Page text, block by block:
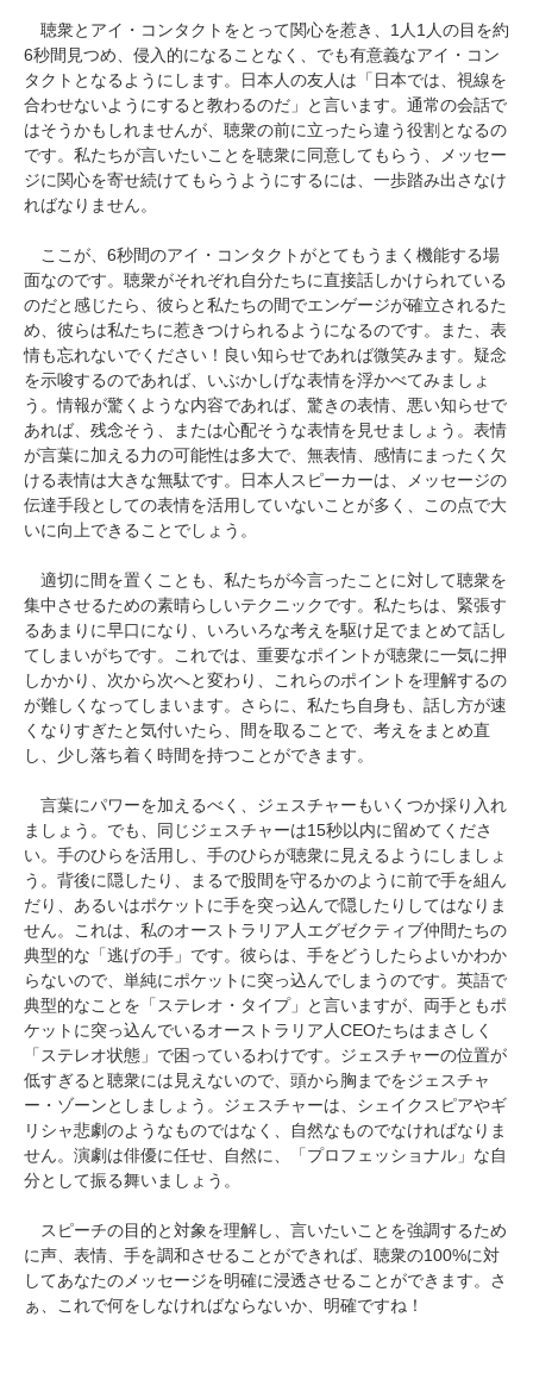
聴衆とアイ・コンタクトをとって関心を惹き、1人1人の目を約
6秒間見つめ、侵入的になることなく、でも有意義なアイ・コン
タクトとなるようにします。日本人の友人は「日本では、視線を
合わせないようにすると教わるのだ」と言います。通常の会話で
はそうかもしれませんが、聴衆の前に立ったら違う役割となるの
です。私たちが言いたいことを聴衆に同意してもらう、メッセー
ジに関心を寄せ続けてもらうようにするには、一歩踏み出さなけ
ればなりません。
ここが、6秒間のアイ・コンタクトがとてもうまく機能する場
面なのです。聴衆がそれぞれ自分たちに直接話しかけられている
のだと感じたら、彼らと私たちの間でエンゲージが確立されるた
め、彼らは私たちに惹きつけられるようになるのです。また、表
情も忘れないでください！良い知らせであれば微笑みます。疑念
を示唆するのであれば、いぶかしげな表情を浮かべてみましょ
う。情報が驚くような内容であれば、驚きの表情、悪い知らせで
あれば、残念そう、または心配そうな表情を見せましょう。表情
が言葉に加える力の可能性は多大で、無表情、感情にまったく欠
ける表情は大きな無駄です。日本人スピーカーは、メッセージの
伝達手段としての表情を活用していないことが多く、この点で大
いに向上できることでしょう。
適切に間を置くことも、私たちが今言ったことに対して聴衆を
集中させるための素晴らしいテクニックです。私たちは、緊張す
るあまりに早口になり、いろいろな考えを駆け足でまとめて話し
てしまいがちです。これでは、重要なポイントが聴衆に一気に押
しかかり、次から次へと変わり、これらのポイントを理解するの
が難しくなってしまいます。さらに、私たち自身も、話し方が速
くなりすぎたと気付いたら、間を取ることで、考えをまとめ直
し、少し落ち着く時間を持つことができます。
言葉にパワーを加えるべく、ジェスチャーもいくつか採り入れ
ましょう。でも、同じジェスチャーは15秒以内に留めてくださ
い。手のひらを活用し、手のひらが聴衆に見えるようにしましょ
う。背後に隠したり、まるで股間を守るかのように前で手を組ん
だり、あるいはポケットに手を突っ込んで隠したりしてはなりま
せん。これは、私のオーストラリア人エグゼクティブ仲間たちの
典型的な「逃げの手」です。彼らは、手をどうしたらよいかわか
らないので、単純にポケットに突っ込んでしまうのです。英語で
典型的なことを「ステレオ・タイプ」と言いますが、両手ともポ
ケットに突っ込んでいるオーストラリア人CEOたちはまさしく
「ステレオ状態」で困っているわけです。ジェスチャーの位置が
低すぎると聴衆には見えないので、頭から胸までをジェスチャ
ー・ゾーンとしましょう。ジェスチャーは、シェイクスピアやギ
リシャ悲劇のようなものではなく、自然なものでなければなりま
せん。演劇は俳優に任せ、自然に、「プロフェッショナル」な自
分として振る舞いましょう。
スピーチの目的と対象を理解し、言いたいことを強調するため
に声、表情、手を調和させることができれば、聴衆の100%に対
してあなたのメッセージを明確に浸透させることができます。さ
ぁ、これで何をしなければならないか、明確ですね！